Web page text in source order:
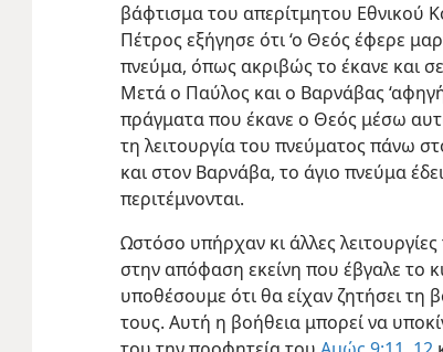
βάφτισμα του απερίτμητου Εθνικού
Πέτρος εξήγησε ότι ‘ο Θεός έφερε
πνεύμα, όπως ακριβώς το έκανε και
Μετά ο Παύλος και ο Βαρνάβας
πράγματα που έκανε ο Θεός μέσω
τη λειτουργία του πνεύματος πάνω
και στον Βαρνάβα, το άγιο πνεύμα
περιτέμνονται.
Ωστόσο υπήρχαν κι άλλες
στην απόφαση εκείνη που έβγαλε
υποθέσουμε ότι θα είχαν ζητήσει τη
τους. Αυτή η βοήθεια μπορεί να